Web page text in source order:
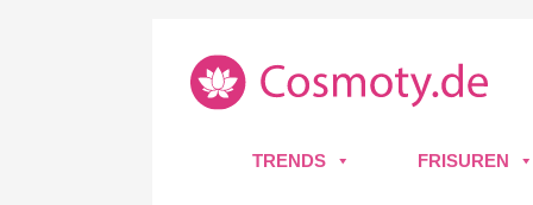
TRENDS FRISUREN